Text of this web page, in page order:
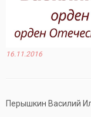
16.11.2016
Перышкин Василий